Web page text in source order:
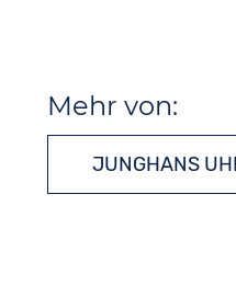
Mehr von:
JUNGHANS